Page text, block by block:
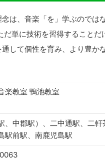
は、音楽「を」学ぶのでは
だ単に技術を習得することだ
通して個性を育み、より豊か
楽教室 鴨池教室
、中郡駅）、二中通駅、二軒
駅前駅、南鹿児島駅